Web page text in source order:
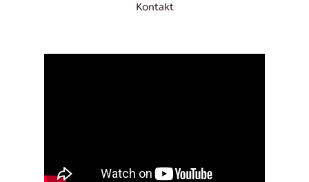
Kontakt